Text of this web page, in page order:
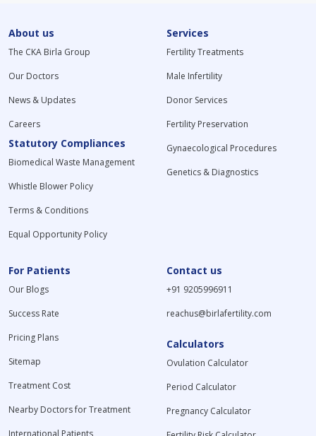
About us
The CKA Birla Group
Our Doctors
News & Updates
Careers
Statutory Compliances
Biomedical Waste Management
Whistle Blower Policy
Terms & Conditions
Equal Opportunity Policy
Services
Fertility Treatments
Male Infertility
Donor Services
Fertility Preservation
Gynaecological Procedures
Genetics & Diagnostics
For Patients
Our Blogs
Success Rate
Pricing Plans
Sitemap
Treatment Cost
Nearby Doctors for Treatment
International Patients
Contact us
+91 9205996911
reachus@birlafertility.com
Calculators
Ovulation Calculator
Period Calculator
Pregnancy Calculator